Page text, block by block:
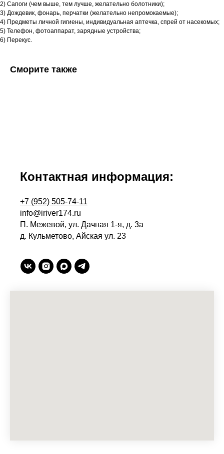
2) Сапоги (чем выше, тем лучше, желательно болотники);
3) Дождевик, фонарь, перчатки (желательно непромокаемые);
4) Предметы личной гигиены, индивидуальная аптечка, спрей от насекомых;
5) Телефон, фотоаппарат, зарядные устройства;
6) Перекус.
Сморите также
Контактная информация:
+7 (952) 505-74-11
info@iriver174.ru
П. Межевой, ул. Дачная 1-я, д. 3а
д. Кульметово, Айская ул. 23